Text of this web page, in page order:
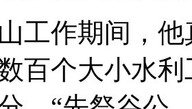
作期间，他
百个大小水